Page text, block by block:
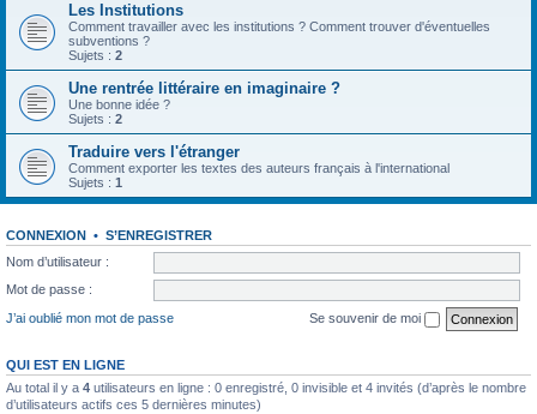
Les Institutions
Comment travailler avec les institutions ? Comment trouver d'éventuelles
subventions ?
Sujets : 2
Une rentrée littéraire en imaginaire ?
Une bonne idée ?
Sujets : 2
Traduire vers l'étranger
Comment exporter les textes des auteurs français à l'international
Sujets : 1
CONNEXION • S’ENREGISTRER
Nom d’utilisateur :
Mot de passe :
J’ai oublié mon mot de passe
Se souvenir de moi
QUI EST EN LIGNE
Au total il y a 4 utilisateurs en ligne : 0 enregistré, 0 invisible et 4 invités (d’après le nombre
d’utilisateurs actifs ces 5 dernières minutes)